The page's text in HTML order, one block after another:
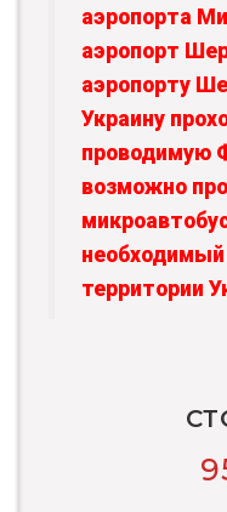
аэропорта
аэропорт
аэропорту
Украину
проводимую
возможно
необходимый
территории